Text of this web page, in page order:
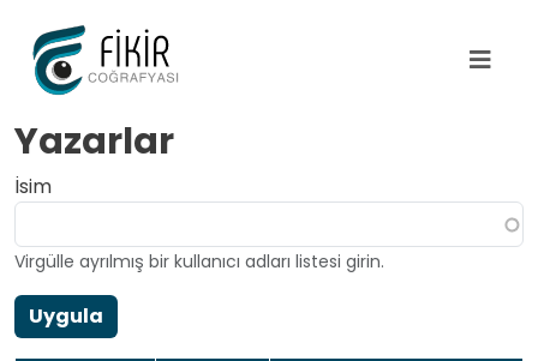
Yazarlar
İsim
Virgülle ayrılmış bir kullanıcı adları listesi girin.
Uygula